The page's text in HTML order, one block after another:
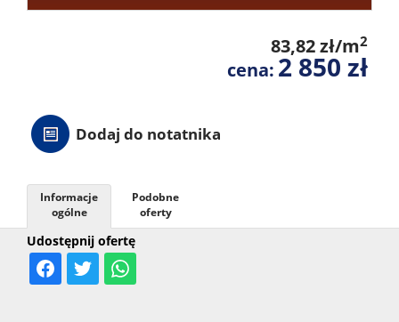
83,82 zł/m2
cena: 2 850 zł
Dodaj do notatnika
Udostępnij ofertę
Informacje
ogólne
Podobne
oferty